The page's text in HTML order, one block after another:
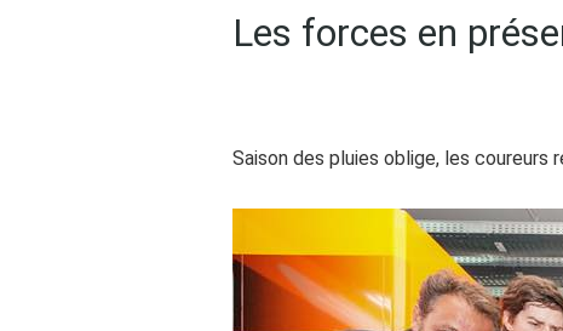
Les forces en
Saison des pluies oblige, les coureurs